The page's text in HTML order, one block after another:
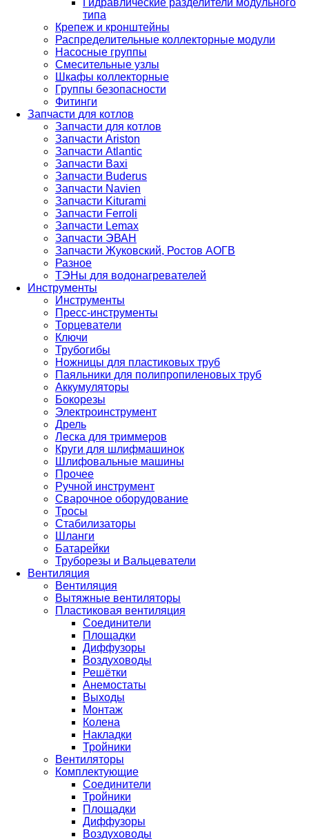
Гидравлические разделители модульного
типа
Крепеж и кронштейны
Распределительные коллекторные модули
Насосные группы
Смесительные узлы
Шкафы коллекторные
Группы безопасности
Фитинги
Запчасти для котлов
Запчасти для котлов
Запчасти Ariston
Запчасти Atlantic
Запчасти Baxi
Запчасти Buderus
Запчасти Navien
Запчасти Kiturami
Запчасти Ferroli
Запчасти Lemax
Запчасти ЭВАН
Запчасти Жуковский, Ростов АОГВ
Разное
ТЭНы для водонагревателей
Инструменты
Инструменты
Пресс-инструменты
Торцеватели
Ключи
Трубогибы
Ножницы для пластиковых труб
Паяльники для полипропиленовых труб
Аккумуляторы
Бокорезы
Электроинструмент
Дрель
Леска для триммеров
Круги для шлифмашинок
Шлифовальные машины
Прочее
Ручной инструмент
Сварочное оборудование
Тросы
Стабилизаторы
Шланги
Батарейки
Труборезы и Вальцеватели
Вентиляция
Вентиляция
Вытяжные вентиляторы
Пластиковая вентиляция
Соединители
Площадки
Диффузоры
Воздуховоды
Решётки
Анемостаты
Выходы
Монтаж
Колена
Накладки
Тройники
Вентиляторы
Комплектующие
Соединители
Тройники
Площадки
Диффузоры
Воздуховоды